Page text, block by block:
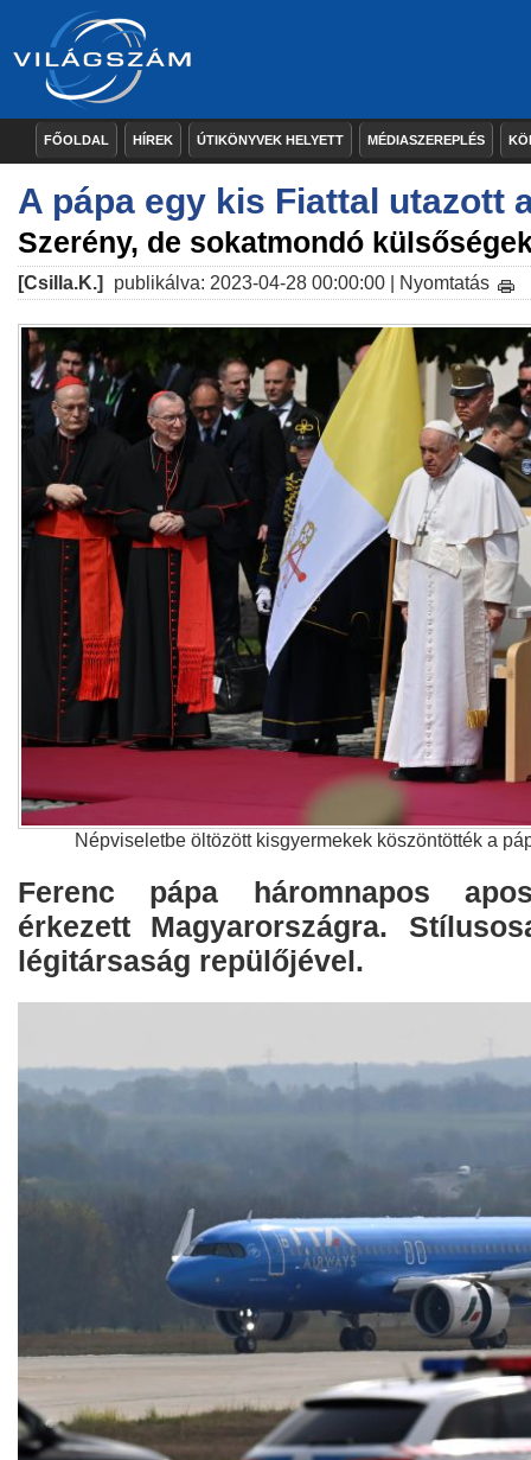
FŐOLDAL HÍREK ÚTIKÖNYVEK HELYETT MÉDIASZEREPLÉS
A pápa egy kis Fiattal utazott
Szerény, de sokatmondó
[Csilla.K.] publikálva: 2023-04-28 00:00:00 | Nyomtatás
Népviseletbe öltözött kisgyermekek köszöntötték a
Ferenc pápa háromnapos
érkezett Magyarországra.
légitársaság repülőjével.